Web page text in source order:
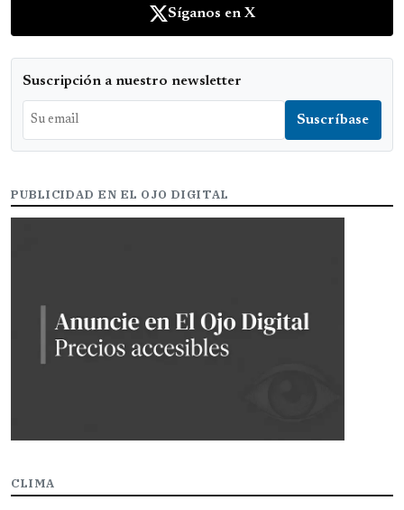
Síganos en X
Suscripción a nuestro newsletter
PUBLICIDAD EN EL OJO DIGITAL
CLIMA